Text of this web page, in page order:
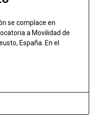
se complace en
a Movilidad de
España. En el